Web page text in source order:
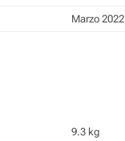
Marzo 2022
9.3 kg